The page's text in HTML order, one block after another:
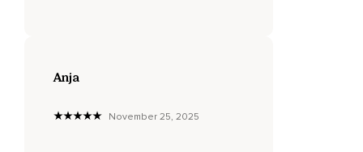
Wie die Kugel sich langsam bewegt,
Anja
November 25, 2025